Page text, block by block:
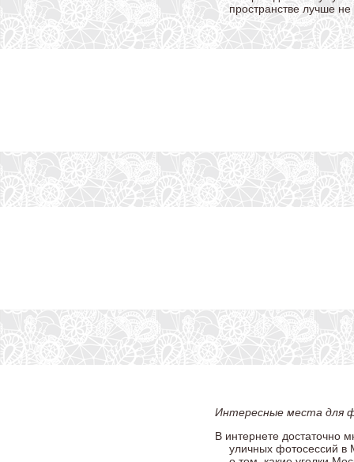
пространстве лучше
Интересные места для
В интернете достаточно
уличных фотосессий в